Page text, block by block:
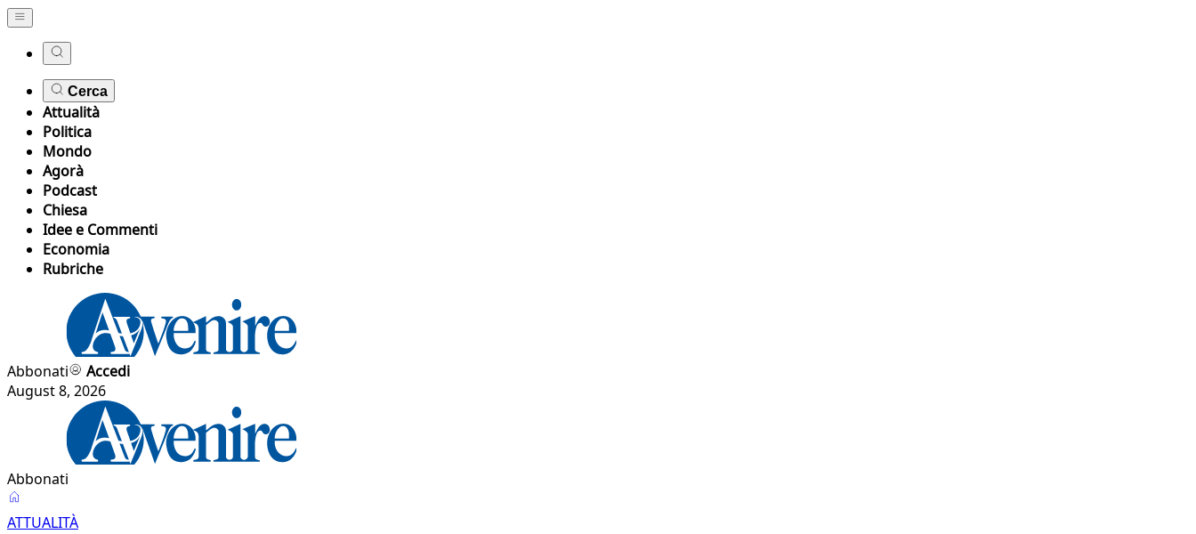
Cerca
Attualità
Politica
Mondo
Agorà
Podcast
Chiesa
Idee e Commenti
Economia
Rubriche
Abbonati
Accedi
August 8, 2026
Abbonati
ATTUALITÀ